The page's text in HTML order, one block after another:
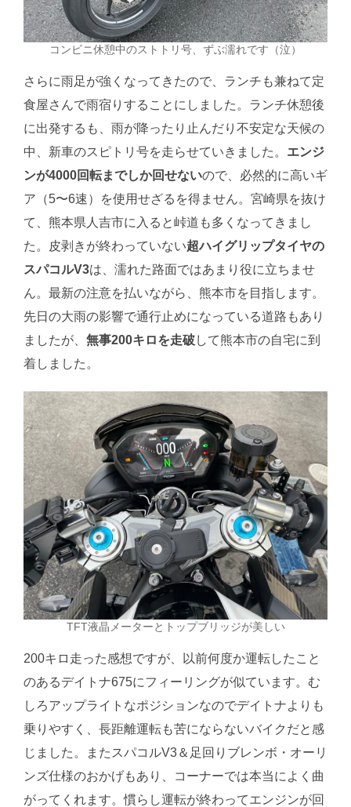
コンビニ休憩中のストトリ号、ずぶ濡れです（泣）
さらに雨足が強くなってきたので、ランチも兼ねて定
食屋さんで雨宿りすることにしました。ランチ休憩後
に出発するも、雨が降ったり止んだり不安定な天候の
中、新車のスピトリ号を走らせていきました。 エンジ
ンが4000回転までしか回せないので、必然的に高いギ
ア（5〜6速）を使用せざるを得ません。宮崎県を抜け
て、熊本県人吉市に入ると峠道も多くなってきまし
た。皮剥きが終わっていない超ハイグリップタイヤの
スパコルV3は、濡れた路面ではあまり役に立ちませ
ん。最新の注意を払いながら、熊本市を目指します。
先日の大雨の影響で通行止めになっている道路もあり
ましたが、 無事200キロを走破して熊本市の自宅に到
着しました。
TFT液晶メーターとトップブリッジが美しい
200キロ走った感想ですが、以前何度か運転したこと
のあるデイトナ675にフィーリングが似ています。む
しろアップライトなポジションなのでデイトナよりも
乗りやすく、長距離運転も苦にならないバイクだと感
じました。またスパコルV3＆足回りブレンボ・オーリ
ンズ仕様のおかげもあり、コーナーでは本当によく曲
がってくれます。慣らし運転が終わってエンジンが回